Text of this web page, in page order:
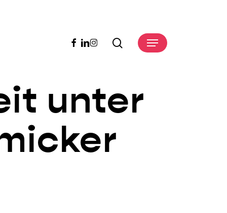
Menu
facebook
linkedin
instagram search
unter